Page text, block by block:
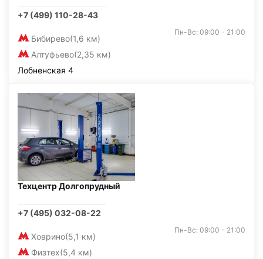
+7 (499) 110-28-43
Бибирево(1,6 км)
Алтуфьево(2,35 км)
Пн-Вс: 09:00 - 21:00
Лобненская 4
Техцентр Долгопрудный
+7 (495) 032-08-22
Ховрино(5,1 км)
Физтех(5,4 км)
Пн-Вс: 09:00 - 21:00